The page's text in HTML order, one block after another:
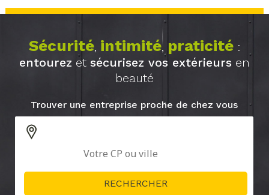
Sécurité, intimité, praticité:
entourez et sécurisez vos extérieurs en
beauté
Trouver une entreprise proche de chez vous